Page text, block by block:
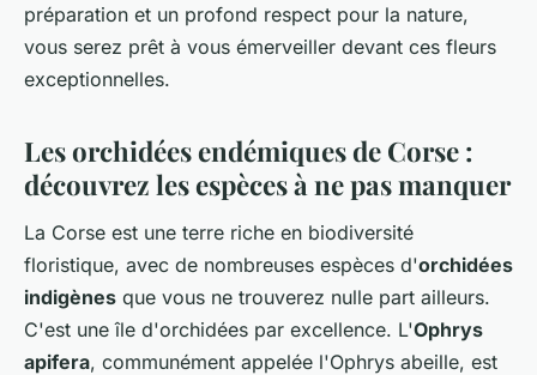
préparation et un profond respect pour la nature,
vous serez prêt à vous émerveiller devant ces fleurs
exceptionnelles.
Les orchidées endémiques de Corse :
découvrez les espèces à ne pas manquer
La Corse est une terre riche en biodiversité
floristique, avec de nombreuses espèces d'orchidées
indigènes que vous ne trouverez nulle part ailleurs.
C'est une île d'orchidées par excellence. L'Ophrys
apifera, communément appelée l'Ophrys abeille, est